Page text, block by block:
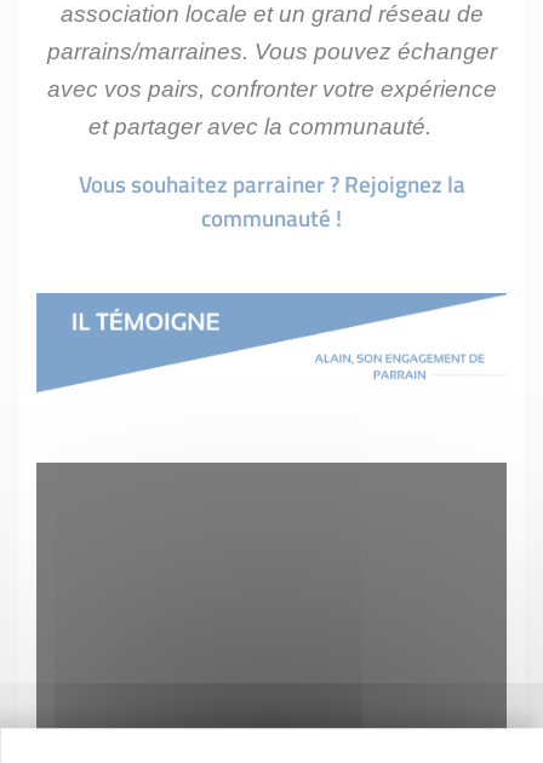
association locale et un grand réseau de
parrains/marraines. Vous pouvez échanger
avec vos pairs, confronter votre expérience
et partager avec la communauté.
Vous souhaitez parrainer ?Rejoignez la
communauté !